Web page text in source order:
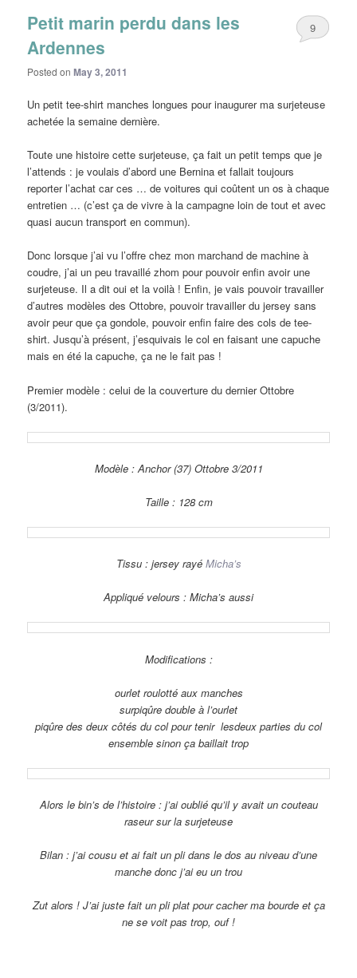
Petit marin perdu dans les
Ardennes
Posted onMay 3, 2011
9
Un petit tee-shirt manches longues pour inaugurer ma surjeteuse
achetée la semaine dernière.
Toute une histoire cette surjeteuse, ça fait un petit temps que je
l’attends : je voulais d’abord une Bernina et fallait toujours
reporter l’achat car ces … de voitures qui coûtent un os à chaque
entretien … (c’est ça de vivre à la campagne loin de tout et avec
quasi aucun transport en commun).
Donc lorsque j’ai vu l’offre chez mon marchand de machine à
coudre, j’ai un peu travaillé zhom pour pouvoir enfin avoir une
surjeteuse. Il a dit oui et la voilà ! Enfin, je vais pouvoir travailler
d’autres modèles des Ottobre, pouvoir travailler du jersey sans
avoir peur que ça gondole, pouvoir enfin faire des cols de tee-
shirt. Jusqu’à présent, j’esquivais le col en faisant une capuche
mais en été la capuche, ça ne le fait pas !
Premier modèle : celui de la couverture du dernier Ottobre
(3/2011).
Modèle : Anchor (37) Ottobre 3/2011
Taille : 128 cm
Tissu : jersey rayé Micha’s
Appliqué velours : Micha’s aussi
Modifications :
ourlet roulotté aux manches
surpiqûre double à l’ourlet
piqûre des deux côtés du col pour tenir lesdeux parties du col
ensemble sinon ça baillait trop
Alors le bin’s de l’histoire : j’ai oublié qu’il y avait un couteau
raseur sur la surjeteuse
Bilan : j’ai cousu et ai fait un pli dans le dos au niveau d’une
manche donc j’ai eu un trou
Zut alors ! J’ai juste fait un pli plat pour cacher ma bourde et ça
ne se voit pas trop, ouf !